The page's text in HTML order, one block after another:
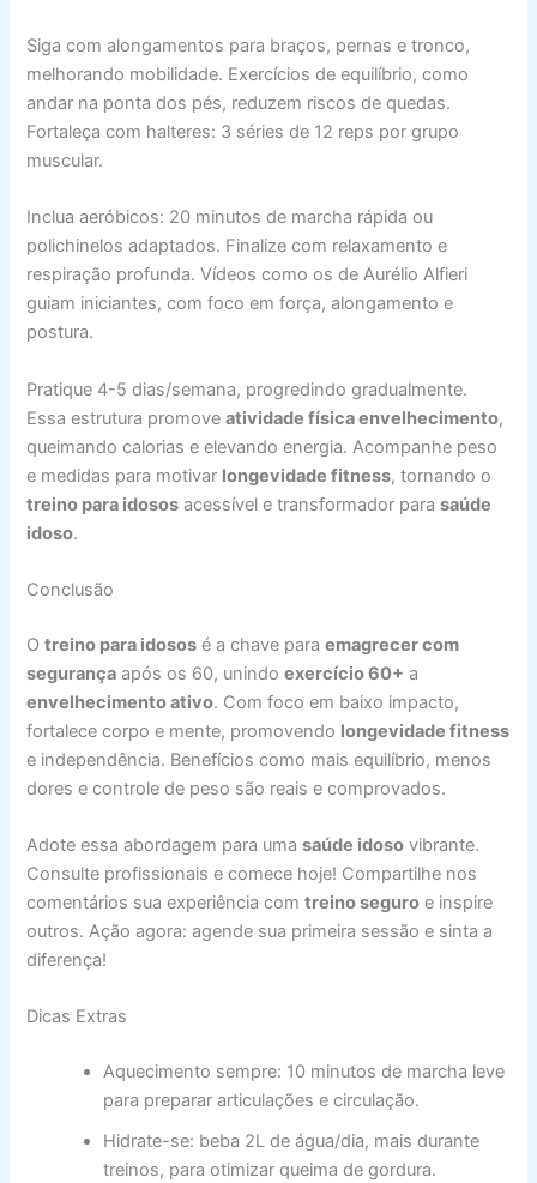
Siga com alongamentos para braços, pernas e tronco,
melhorando mobilidade. Exercícios de equilíbrio, como
andar na ponta dos pés, reduzem riscos de quedas.
Fortaleça com halteres: 3 séries de 12 reps por grupo
muscular.
Inclua aeróbicos: 20 minutos de marcha rápida ou
polichinelos adaptados. Finalize com relaxamento e
respiração profunda. Vídeos como os de Aurélio Alfieri
guiam iniciantes, com foco em força, alongamento e
postura.
Pratique 4-5 dias/semana, progredindo gradualmente.
Essa estrutura promoveatividade física envelhecimento,
queimando calorias e elevando energia. Acompanhe peso
e medidas para motivar longevidade fitness, tornando o
treino para idosos acessível e transformador parasaúde
idoso.
Conclusão
Otreino para idosos é a chave paraemagrecer com
segurança após os 60, unindoexercício 60+ a
envelhecimento ativo. Com foco em baixo impacto,
fortalece corpo e mente, promovendo longevidade fitness
e independência. Benefícios como mais equilíbrio, menos
dores e controle de peso são reais e comprovados.
Adote essa abordagem para umasaúde idoso vibrante.
Consulte profissionais e comece hoje! Compartilhe nos
comentários sua experiência comtreino seguro e inspire
outros. Ação agora: agende sua primeira sessão e sinta a
diferença!
Dicas Extras
Aquecimento sempre: 10 minutos de marcha leve
para preparar articulações e circulação.
Hidrate-se: beba 2L de água/dia, mais durante
treinos, para otimizar queima de gordura.